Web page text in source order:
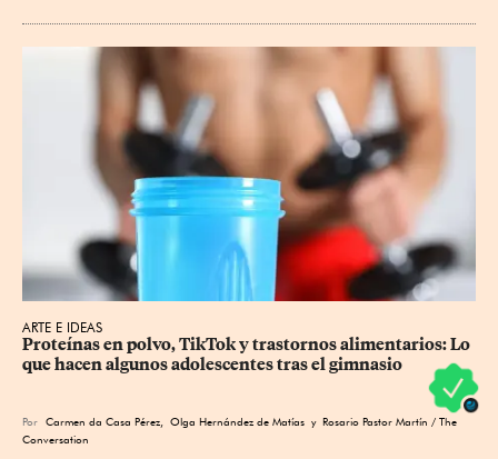
ARTE E IDEAS
Proteínas en polvo, TikTok y trastornos alimentarios: Lo
que hacen algunos adolescentes tras el gimnasio
Por Carmen da Casa Pérez, Olga Hernández de Matías y Rosario Pastor Martín / The
Conversation